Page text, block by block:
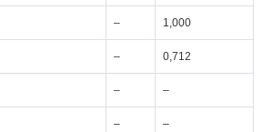
– 1,000
– 0,712
– –
– –